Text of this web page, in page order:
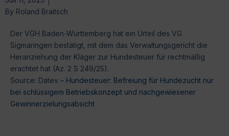
By Roland Braitsch
Der VGH Baden-Württemberg hat ein Urteil des VG
Sigmaringen bestätigt, mit dem das Verwaltungsgericht die
Heranziehung der Kläger zur Hundesteuer für rechtmäßig
erachtet hat (Az. 2 S 249/25).
Source: Datev – Hundesteuer: Befreiung für Hundezucht nur
bei schlüssigem Betriebskonzept und nachgewiesener
Gewinnerzielungsabsicht